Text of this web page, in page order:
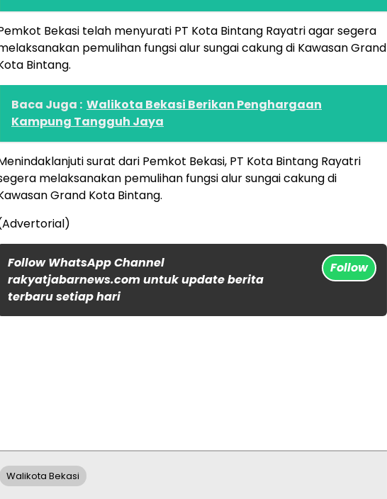
Bekasi telah menyurati PT Kota Bintang Rayatri agar segera
pemulihan fungsi alur sungai cakung di Kawasan Grand
Bintang.
Baca Juga : Walikota Bekasi Berikan Penghargaan
Kampung Tangguh Jaya
surat dari Pemkot Bekasi, PT Kota Bintang Rayatri
melaksanakan pemulihan fungsi alur sungai cakung di
Grand Kota Bintang.
Follow WhatsApp Channel
rakyatjabarnews.com untuk update berita
terbaru setiap hari
Follow
Walikota Bekasi